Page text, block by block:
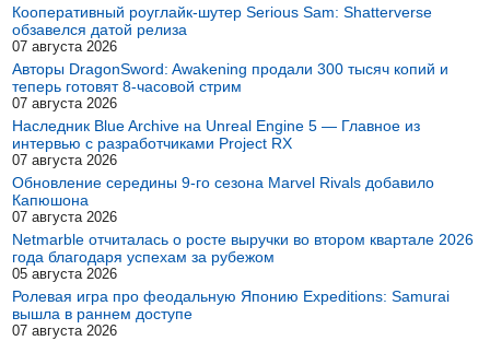
Кооперативный роуглайк-шутер Serious Sam: Shatterverse
обзавелся датой релиза
07 августа 2026
Авторы DragonSword: Awakening продали 300 тысяч копий и
теперь готовят 8-часовой стрим
07 августа 2026
Наследник Blue Archive на Unreal Engine 5 — Главное из
интервью с разработчиками Project RX
07 августа 2026
Обновление середины 9-го сезона Marvel Rivals добавило
Капюшона
07 августа 2026
Netmarble отчиталась о росте выручки во втором квартале 2026
года благодаря успехам за рубежом
05 августа 2026
Ролевая игра про феодальную Японию Expeditions: Samurai
вышла в раннем доступе
07 августа 2026